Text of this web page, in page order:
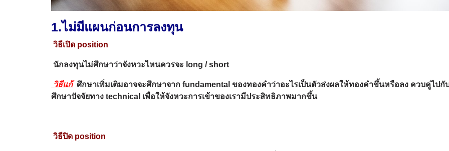
1.ไม่มีแผนก่อนการลงทุน
วิธีเปิด position
นักลงทุนไม่ศึกษาว่าจังหวะไหนควรจะ long / short
วิธีแก้ ศึกษาเพิ่มเติมอาจจะศึกษาจาก fundamental ของทองคำว่าอะไรเป็นตัวส่งผลให้ทองคำขึ้นหรือลง ควบคู่ไปกั
ศึกษาปัจจัยทาง technical เพื่อให้จังหวะการเข้าของเรามีประสิทธิภาพมากขึ้น
วิธีปิด position